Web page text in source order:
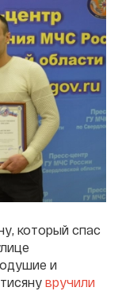
который спас
и
вручили